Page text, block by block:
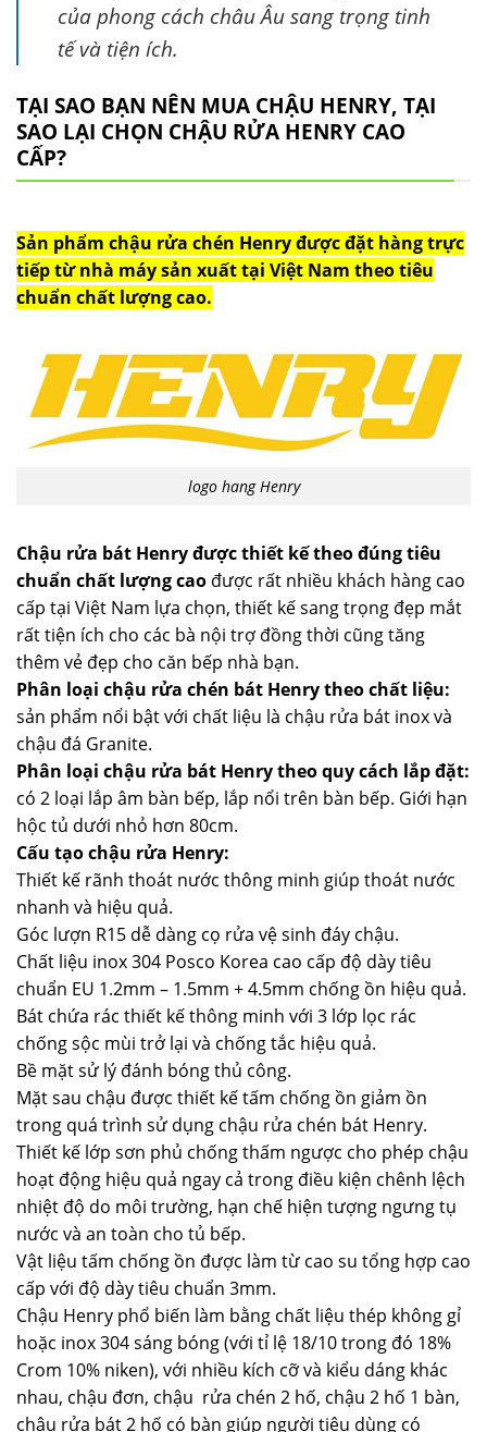
của phong cách châu Âu sang trọng tinh
tế và tiện ích.
TẠI SAO BẠN NÊN MUA CHẬU HENRY, TẠI
SAO LẠI CHỌN CHẬU RỬA HENRY CAO
CẤP?
Sản phẩm chậu rửa chén Henry được đặt hàng trực
tiếp từ nhà máy sản xuất tại Việt Nam theo tiêu
chuẩn chất lượng cao.
logo hang Henry
Chậu rửa bát Henry được thiết kế theo đúng tiêu
chuẩn chất lượng cao được rất nhiều khách hàng cao
cấp tại Việt Nam lựa chọn, thiết kế sang trọng đẹp mắt
rất tiện ích cho các bà nội trợ đồng thời cũng tăng
thêm vẻ đẹp cho căn bếp nhà bạn.
Phân loại chậu rửa chén bát Henry theo chất liệu:
sản phẩm nổi bật với chất liệu là chậu rửa bát inox và
chậu đá Granite.
Phân loại chậu rửa bát Henry theo quy cách lắp đặt:
có 2 loại lắp âm bàn bếp, lắp nổi trên bàn bếp. Giới hạn
hộc tủ dưới nhỏ hơn 80cm.
Cấu tạo chậu rửa Henry:
Thiết kế rãnh thoát nước thông minh giúp thoát nước
nhanh và hiệu quả.
Góc lượn R15 dễ dàng cọ rửa vệ sinh đáy chậu.
Chất liệu inox 304 Posco Korea cao cấp độ dày tiêu
chuẩn EU 1.2mm – 1.5mm + 4.5mm chống ồn hiệu quả.
Bát chứa rác thiết kế thông minh với 3 lớp lọc rác
chống sộc mùi trở lại và chống tắc hiệu quả.
Bề mặt sử lý đánh bóng thủ công.
Mặt sau chậu được thiết kế tấm chống ồn giảm ồn
trong quá trình sử dụng chậu rửa chén bát Henry.
Thiết kế lớp sơn phủ chống thấm ngược cho phép chậu
hoạt động hiệu quả ngay cả trong điều kiện chênh lệch
nhiệt độ do môi trường, hạn chế hiện tượng ngưng tụ
nước và an toàn cho tủ bếp.
Vật liệu tấm chống ồn được làm từ cao su tổng hợp cao
cấp với độ dày tiêu chuẩn 3mm.
Chậu Henry phổ biến làm bằng chất liệu thép không gỉ
hoặc inox 304 sáng bóng (với tỉ lệ 18/10 trong đó 18%
Crom 10% niken), với nhiều kích cỡ và kiểu dáng khác
nhau, chậu đơn, chậu rửa chén 2 hố, chậu 2 hố 1 bàn,
chậu rửa bát 2 hố có bàn giúp người tiêu dùng có